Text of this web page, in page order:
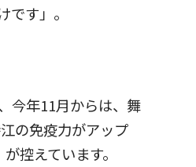
です」。
今年11月からは、舞
の免疫力がアップ
控えています。